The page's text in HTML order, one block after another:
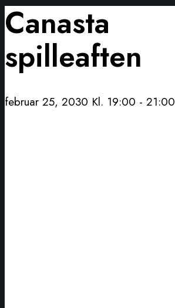
Canasta
spilleaften
februar 25, 2030 Kl. 19:00 - 21:00